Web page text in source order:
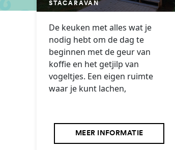
STACARAVAN
De keuken met alles wat je
nodig hebt om de dag te
beginnen met de geur van
koffie en het getjilp van
vogeltjes. Een eigen ruimte
waar je kunt lachen,
MEER INFORMATIE